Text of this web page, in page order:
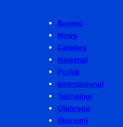
Borneo
News
Celebes
Nasional
Politik
Internasional
Teknologi
Olahraga
Ekonomi